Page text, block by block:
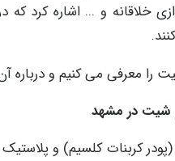
خلاقانه و ... اشاره
را معرفی می کنیم و
شیت در مشهد
کربنات کلسیم) و